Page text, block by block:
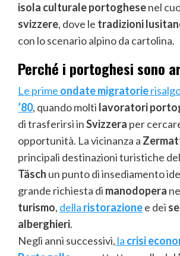
isola culturale portoghesenel
svizzere, dove le tradizioni
con lo scenario alpino da cartolina.
Perché i portoghesi sono
Le prime ondate migratorie
’80, quando molti lavoratori
di trasferirsi inSvizzera per
opportunità. La vicinanza a
principali destinazioni turistiche
Täsch un punto di insediamento
grande richiesta di manodopera
turismo, della ristorazionee dei
alberghieri.
Negli anni successivi, la crisi